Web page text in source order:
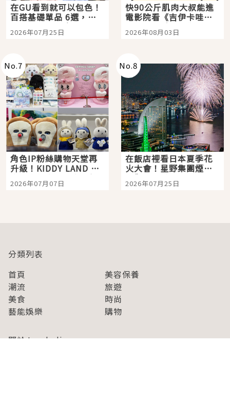
在GU看到就可以包色！
百搭基礎單品 6選，閉
眼全收也不心疼
2026年07月25日
快90公斤肌肉大叔能進
電影院看《吉伊卡哇》
嗎？日本重金屬樂團
「打首」會長與nagano
2026年08月03日
No.7
角色IP粉絲購物天堂再
升級！KIDDY LAND 原
宿店吉伊卡哇迎客，新
開幕 OMOKADO 店3分
2026年07月07日
No.8
在飯店裡看日本夏季花
火大會！星野集團煙火
景觀飯店6選，讓你不用
人擠人悠閒欣賞
2026年07月25日
分類列表
首頁
美容保養
潮流
旅遊
美食
時尚
藝能娛樂
購物
關於Japaholic